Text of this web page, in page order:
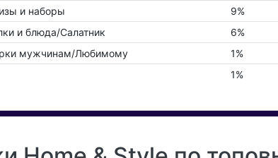
и наборы
9%
и блюда/Салатник
6%
мужчинам/Любимому
1%
1%